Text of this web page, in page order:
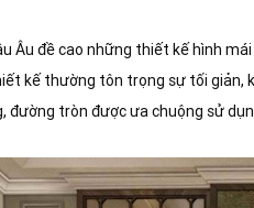
Âu đề cao những thiết kế hình
kế thường tôn trọng sự tối
đường tròn được ưa chuộng sử